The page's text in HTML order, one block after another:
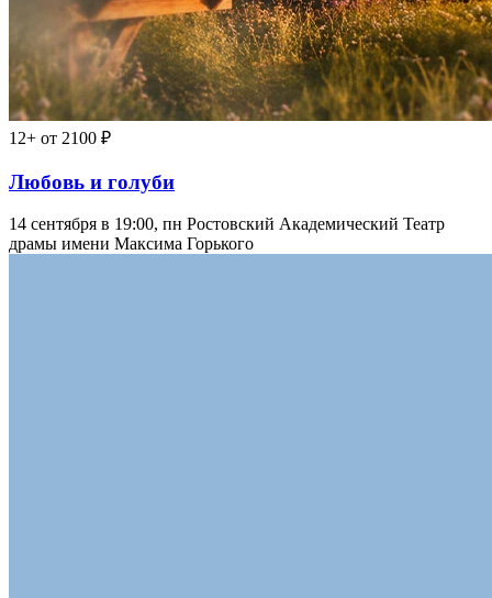
12+ от 2100 ₽
Любовь и голуби
14 сентября в 19:00, пн Ростовский Академический Театр
драмы имени Максима Горького